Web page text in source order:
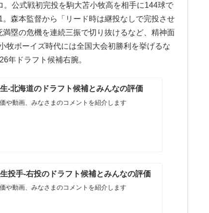
。公式戦初完投を駒大苫小牧高を相手に144球で
森本監督から「リード時は継投なしで完投させ
塁の危機を連続三振で切り抜けるなど、精神面
牧ボーイズ時代には全国大会初勝利を挙げるな
年ドラフト候補右腕。
-北海道のドラフト候補とみんなの評価
や動画、みなさまのコメントを紹介します
投手-右投のドラフト候補とみんなの評価
や動画、みなさまのコメントを紹介します